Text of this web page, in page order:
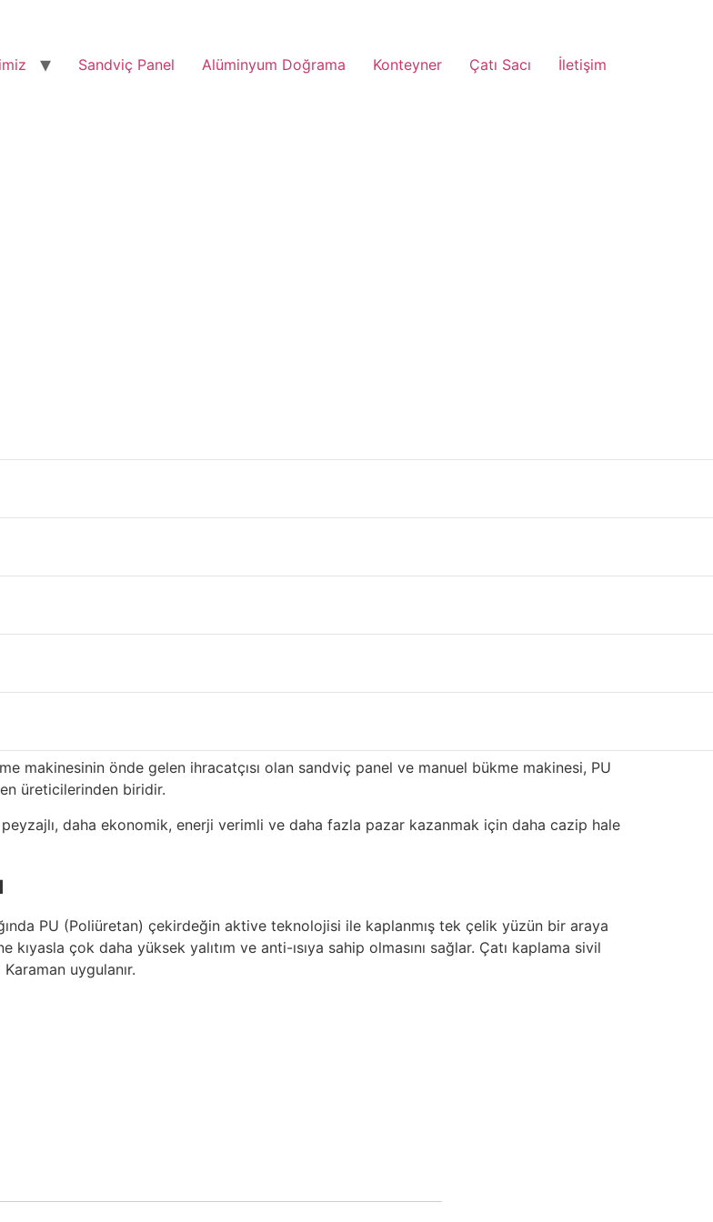
Sandviç Panel Alüminyum Doğrama Konteyner Çatı Sacı İletişim
veKaramandistribütörlere uzun süredir tedarik edilmektedir.
panel ve manuel bükme makinesi ve hafif çelik kirişler 800.000 metrekare üretim
makinesinin önde gelen ihracatçısı olan sandviç panel ve manuel bükme makinesi, PU
üreticilerinden biridir.
peyzajlı, daha ekonomik, enerji verimli ve daha fazla pazar kazanmak için daha cazip hale
PU (Poliüretan) çekirdeğin aktive teknolojisi ile kaplanmış tek çelik yüzün bir araya
çok daha yüksek yalıtım ve anti-ısıya sahip olmasını sağlar. Çatı kaplama sivil
uygulanır.